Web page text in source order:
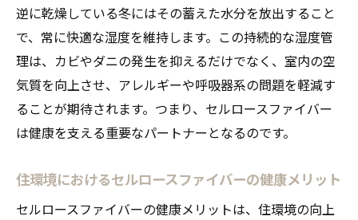
逆に乾燥している冬にはその蓄えた水分を放出すること
で、常に快適な湿度を維持します。この持続的な湿度管
理は、カビやダニの発生を抑えるだけでなく、室内の空
気質を向上させ、アレルギーや呼吸器系の問題を軽減す
ることが期待されます。つまり、セルロースファイバー
は健康を支える重要なパートナーとなるのです。
住環境におけるセルロースファイバーの健康メリット
セルロースファイバーの健康メリットは、住環境の向上